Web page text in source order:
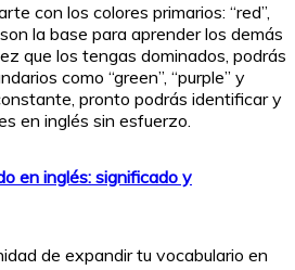
con los colores primarios: “red”,
la base para aprender los demás
que los tengas dominados, podrás
como “green”, “purple” y
pronto podrás identificar y
en inglés sin esfuerzo.
en inglés: significado y
de expandir tu vocabulario en